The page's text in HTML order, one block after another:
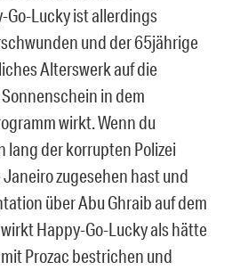
Lucky ist allerdings
und der 65jährige
Alterswerk auf die
in dem
wirkt. Wenn du
lang der korrupten Polizei
zugesehen hast und
über Abu Ghraib auf dem
Happy-Go-Lucky als hätte
Prozac bestrichen und